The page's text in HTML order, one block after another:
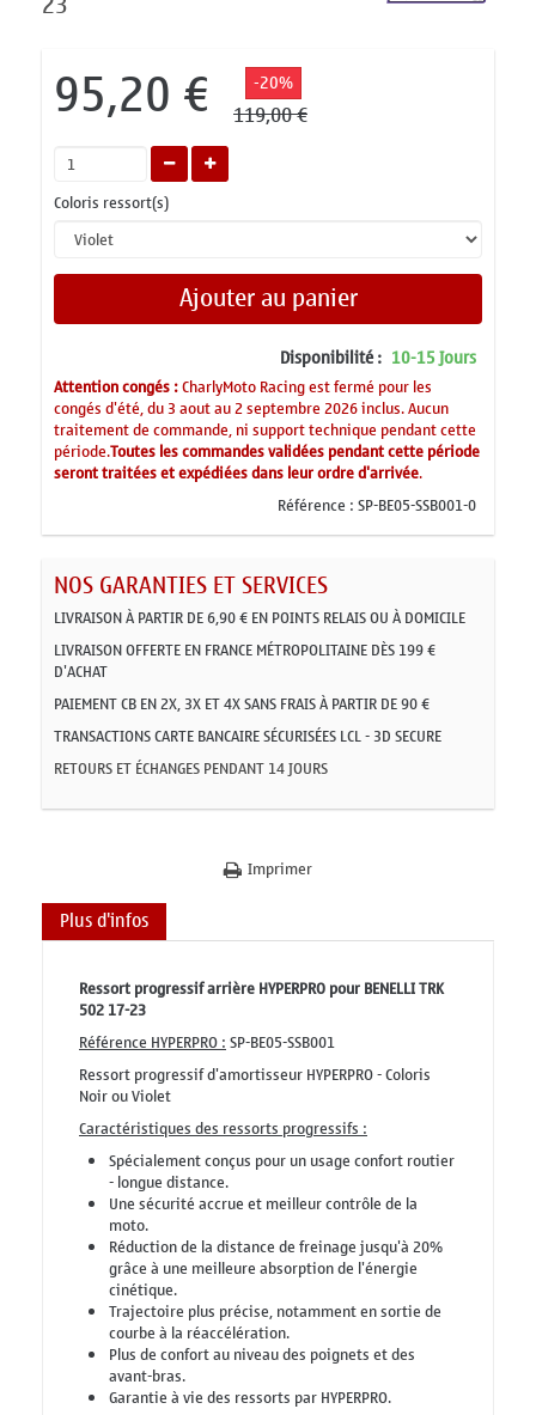
95,20 € -20%
119,00 €
Coloris ressort(s)
Ajouter au panier
Disponibilité : 10-15 Jours
Attention congés :CharlyMoto Racing est fermé pour les
congés d'été, du 3 aout au 2 septembre 2026 inclus. Aucun
traitement de commande, ni support technique pendant cette
période.Toutes les commandes validées pendant cette période
seront traitées et expédiées dans leur ordre d'arrivée.
Référence :SP-BE05-SSB001-0
NOS GARANTIES ET SERVICES
LIVRAISON À PARTIR DE 6,90 € EN POINTS RELAIS OU À DOMICILE
LIVRAISON OFFERTE EN FRANCE MÉTROPOLITAINE DÈS 199 €
D'ACHAT
PAIEMENT CB EN 2X, 3X ET 4X SANS FRAIS À PARTIR DE 90 €
TRANSACTIONS CARTE BANCAIRE SÉCURISÉES LCL - 3D SECURE
RETOURS ET ÉCHANGES PENDANT 14 JOURS
Imprimer
Plus d'infos
Ressort progressif arrière HYPERPRO pour BENELLI TRK
502 17-23
Référence HYPERPRO :SP-BE05-SSB001
Ressort progressif d'amortisseur HYPERPRO - Coloris
Noir ou Violet
Caractéristiques des ressorts progressifs :
Spécialement conçus pour un usage confort routier
- longue distance.
Une sécurité accrue et meilleur contrôle de la
moto.
Réduction de la distance de freinage jusqu'à 20%
grâce à une meilleure absorption de l'énergie
cinétique.
Trajectoire plus précise, notamment en sortie de
courbe à la réaccélération.
Plus de confort au niveau des poignets et des
avant-bras.
Garantie à vie des ressorts par HYPERPRO.